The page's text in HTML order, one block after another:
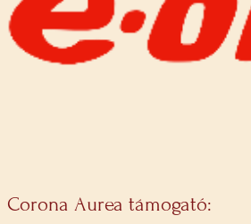
Corona Aurea támogató: